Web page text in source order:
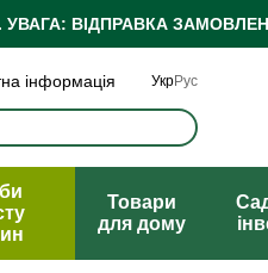
УВАГА: ВІДПРАВКА
інформація
УкрРус
Товари
для дому